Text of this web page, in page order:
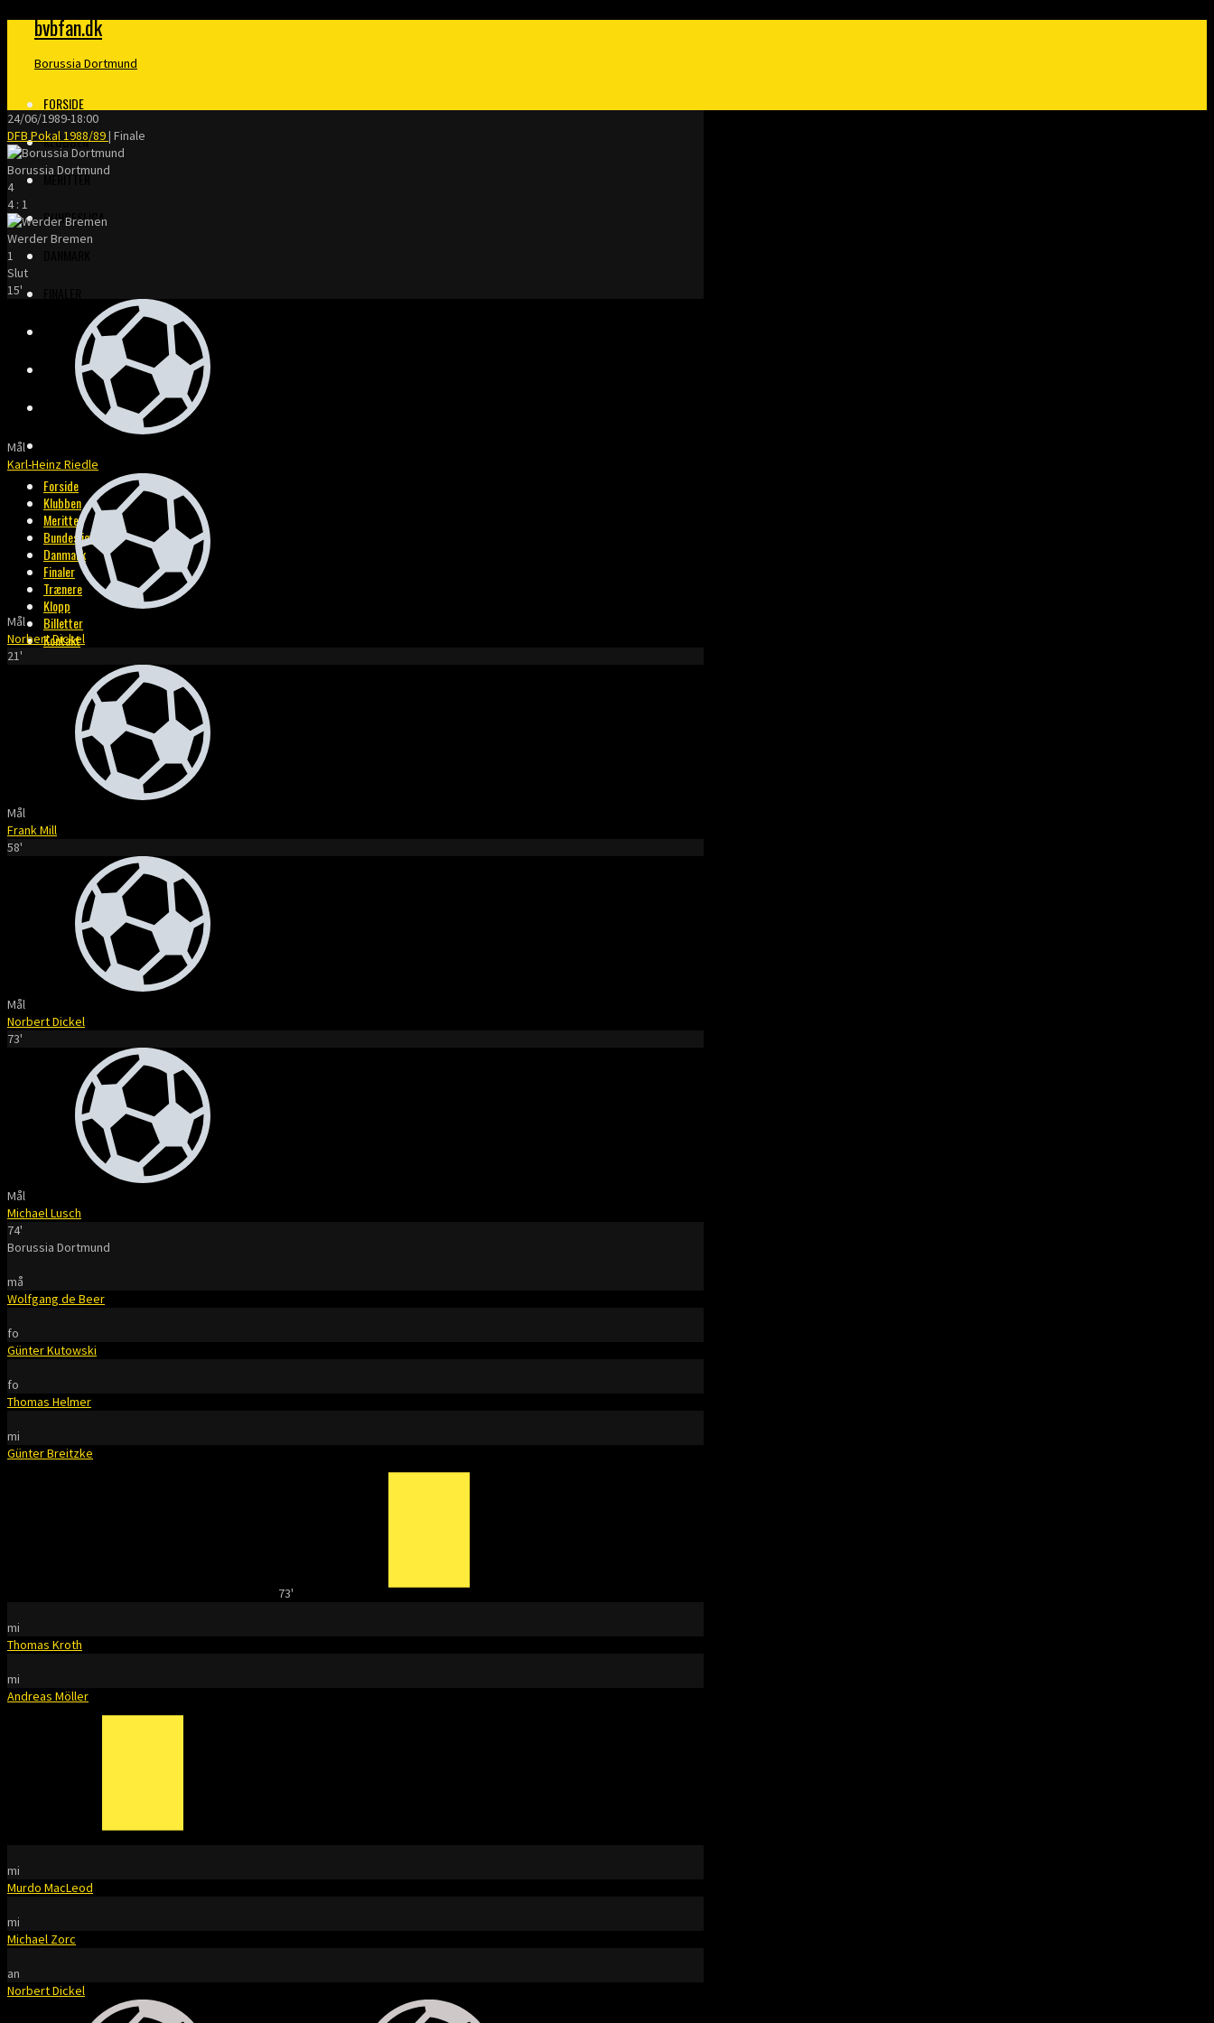
bvbfan.dk
Borussia Dortmund
FORSIDE
KLUBBEN
MERITTER
BUNDESLIGA
TRÆNERE
BILLETTER
Forside
Klubben
Meritter
Bundesliga
Danmark
Finaler
Trænere
Klopp
Billetter
Kontakt
24/06/1989-18:00
DFB Pokal 1988/89| Finale
Borussia Dortmund
4
4 : 1
Werder Bremen
1
Slut
15'
Mål
Karl-Heinz Riedle
Mål
Norbert Dickel
21'
Mål
Frank Mill
58'
Mål
Norbert Dickel
73'
Mål
Michael Lusch
74'
Borussia Dortmund
må
Wolfgang de Beer
fo
Günter Kutowski
fo
Thomas Helmer
mi
Günter Breitzke
73'
mi
Thomas Kroth
mi
Andreas Möller
mi
Murdo MacLeod
mi
Michael Zorc
an
Norbert Dickel